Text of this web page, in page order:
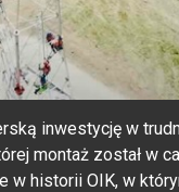
inwestycję w
montaż został w
historii OIK, w